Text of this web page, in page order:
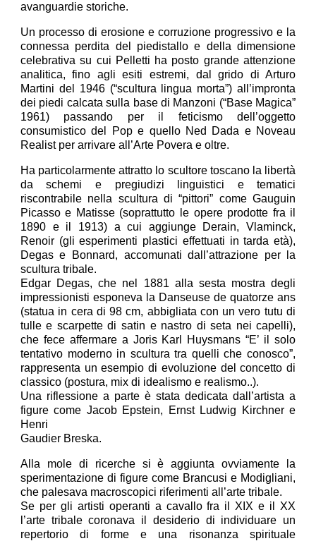
avanguardie storiche.
Un processo di erosione e corruzione progressivo e la
connessa perdita del piedistallo e della dimensione
celebrativa su cui Pelletti ha posto grande attenzione
analitica, fino agli esiti estremi, dal grido di Arturo
Martini del 1946 (“scultura lingua morta”) all’impronta
dei piedi calcata sulla base di Manzoni (“Base Magica”
1961) passando per il feticismo dell’oggetto
consumistico del Pop e quello Ned Dada e Noveau
Realist per arrivare all’Arte Povera e oltre.
Ha particolarmente attratto lo scultore toscano la libertà
da schemi e pregiudizi linguistici e tematici
riscontrabile nella scultura di “pittori” come Gauguin
Picasso e Matisse (soprattutto le opere prodotte fra il
1890 e il 1913) a cui aggiunge Derain, Vlaminck,
Renoir (gli esperimenti plastici effettuati in tarda età),
Degas e Bonnard, accomunati dall’attrazione per la
scultura tribale.
Edgar Degas, che nel 1881 alla sesta mostra degli
impressionisti esponeva la Danseuse de quatorze ans
(statua in cera di 98 cm, abbigliata con un vero tutu di
tulle e scarpette di satin e nastro di seta nei capelli),
che fece affermare a Joris Karl Huysmans “E’ il solo
tentativo moderno in scultura tra quelli che conosco”,
rappresenta un esempio di evoluzione del concetto di
classico (postura, mix di idealismo e realismo..).
Una riflessione a parte è stata dedicata dall’artista a
figure come Jacob Epstein, Ernst Ludwig Kirchner e
Henri
Gaudier Breska.
Alla mole di ricerche si è aggiunta ovviamente la
sperimentazione di figure come Brancusi e Modigliani,
che palesava macroscopici riferimenti all’arte tribale.
Se per gli artisti operanti a cavallo fra il XIX e il XX
l’arte tribale coronava il desiderio di individuare un
repertorio di forme e una risonanza spirituale